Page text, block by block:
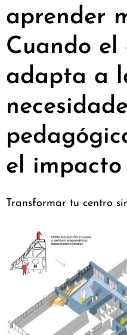
aprender
Cuando el
adapta a
el impacto
Transformar tu centro